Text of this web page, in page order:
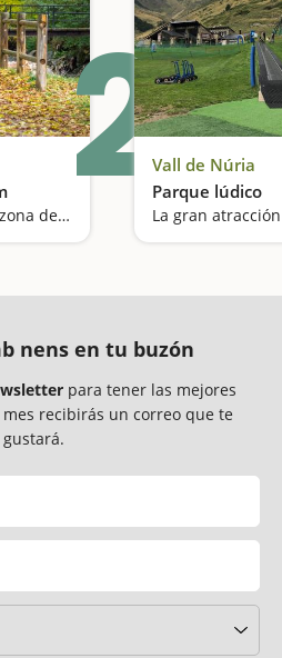
Mucho más que una zona de pícnic2Vall de Núria
Parque lúdico
nens en tu buzón
para tener las mejores
mes recibirás un correo que te
gustará.